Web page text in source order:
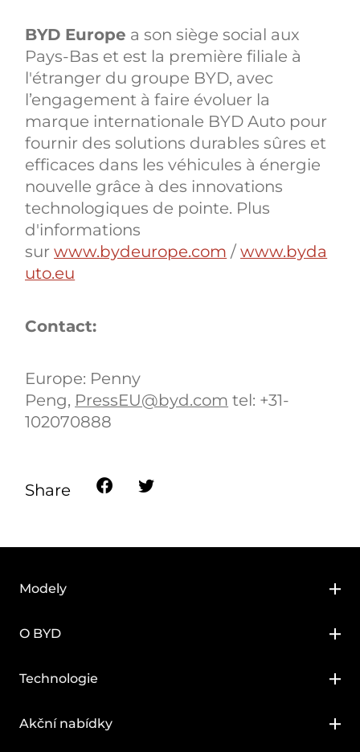
BYD Europe a son siège social aux
Pays-Bas et est la première filiale à
l'étranger du groupe BYD, avec
l’engagement à faire évoluer la
marque internationale BYD Auto pour
fournir des solutions durables sûres et
efficaces dans les véhicules à énergie
nouvelle grâce à des innovations
technologiques de pointe. Plus
d'informations
surwww.bydeurope.com /www.byda
uto.eu
Contact:
Europe: Penny
Peng, PressEU@byd.com tel: +31-
102070888
Share
Modely
BYD SEAL 5 DM-i
O BYD
Technologie
Akční nabídky